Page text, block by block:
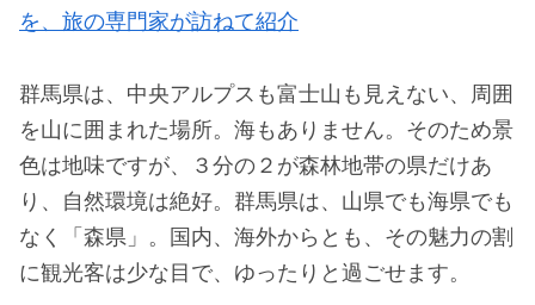
を、旅の専門家が訪ねて紹介
群馬県は、中央アルプスも富士山も見えない、周囲
を山に囲まれた場所。海もありません。そのため景
色は地味ですが、３分の２が森林地帯の県だけあ
り、自然環境は絶好。群馬県は、山県でも海県でも
なく「森県」。国内、海外からとも、その魅力の割
に観光客は少な目で、ゆったりと過ごせます。